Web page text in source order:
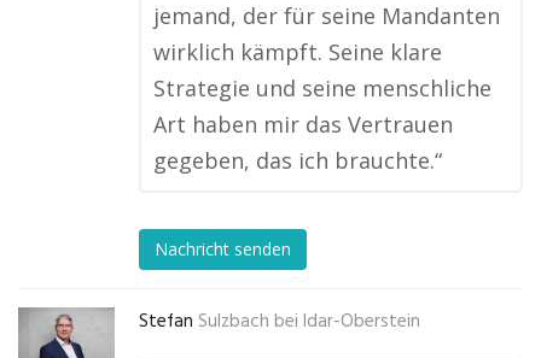
jemand, der für seine Mandanten
wirklich kämpft. Seine klare
Strategie und seine menschliche
Art haben mir das Vertrauen
gegeben, das ich brauchte.“
Nachricht senden
Stefan Sulzbach bei Idar-Oberstein